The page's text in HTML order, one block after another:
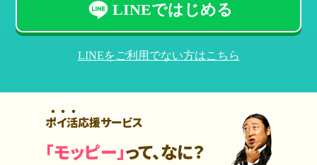
LINEではじめる
LINEをご利用でない方はこちら
ポイ活応援サービス
「モッピー」って、なに？